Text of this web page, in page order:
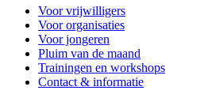
Voor vrijwilligers
Voor organisaties
Voor jongeren
Pluim van de maand
Trainingen en workshops
Contact & informatie